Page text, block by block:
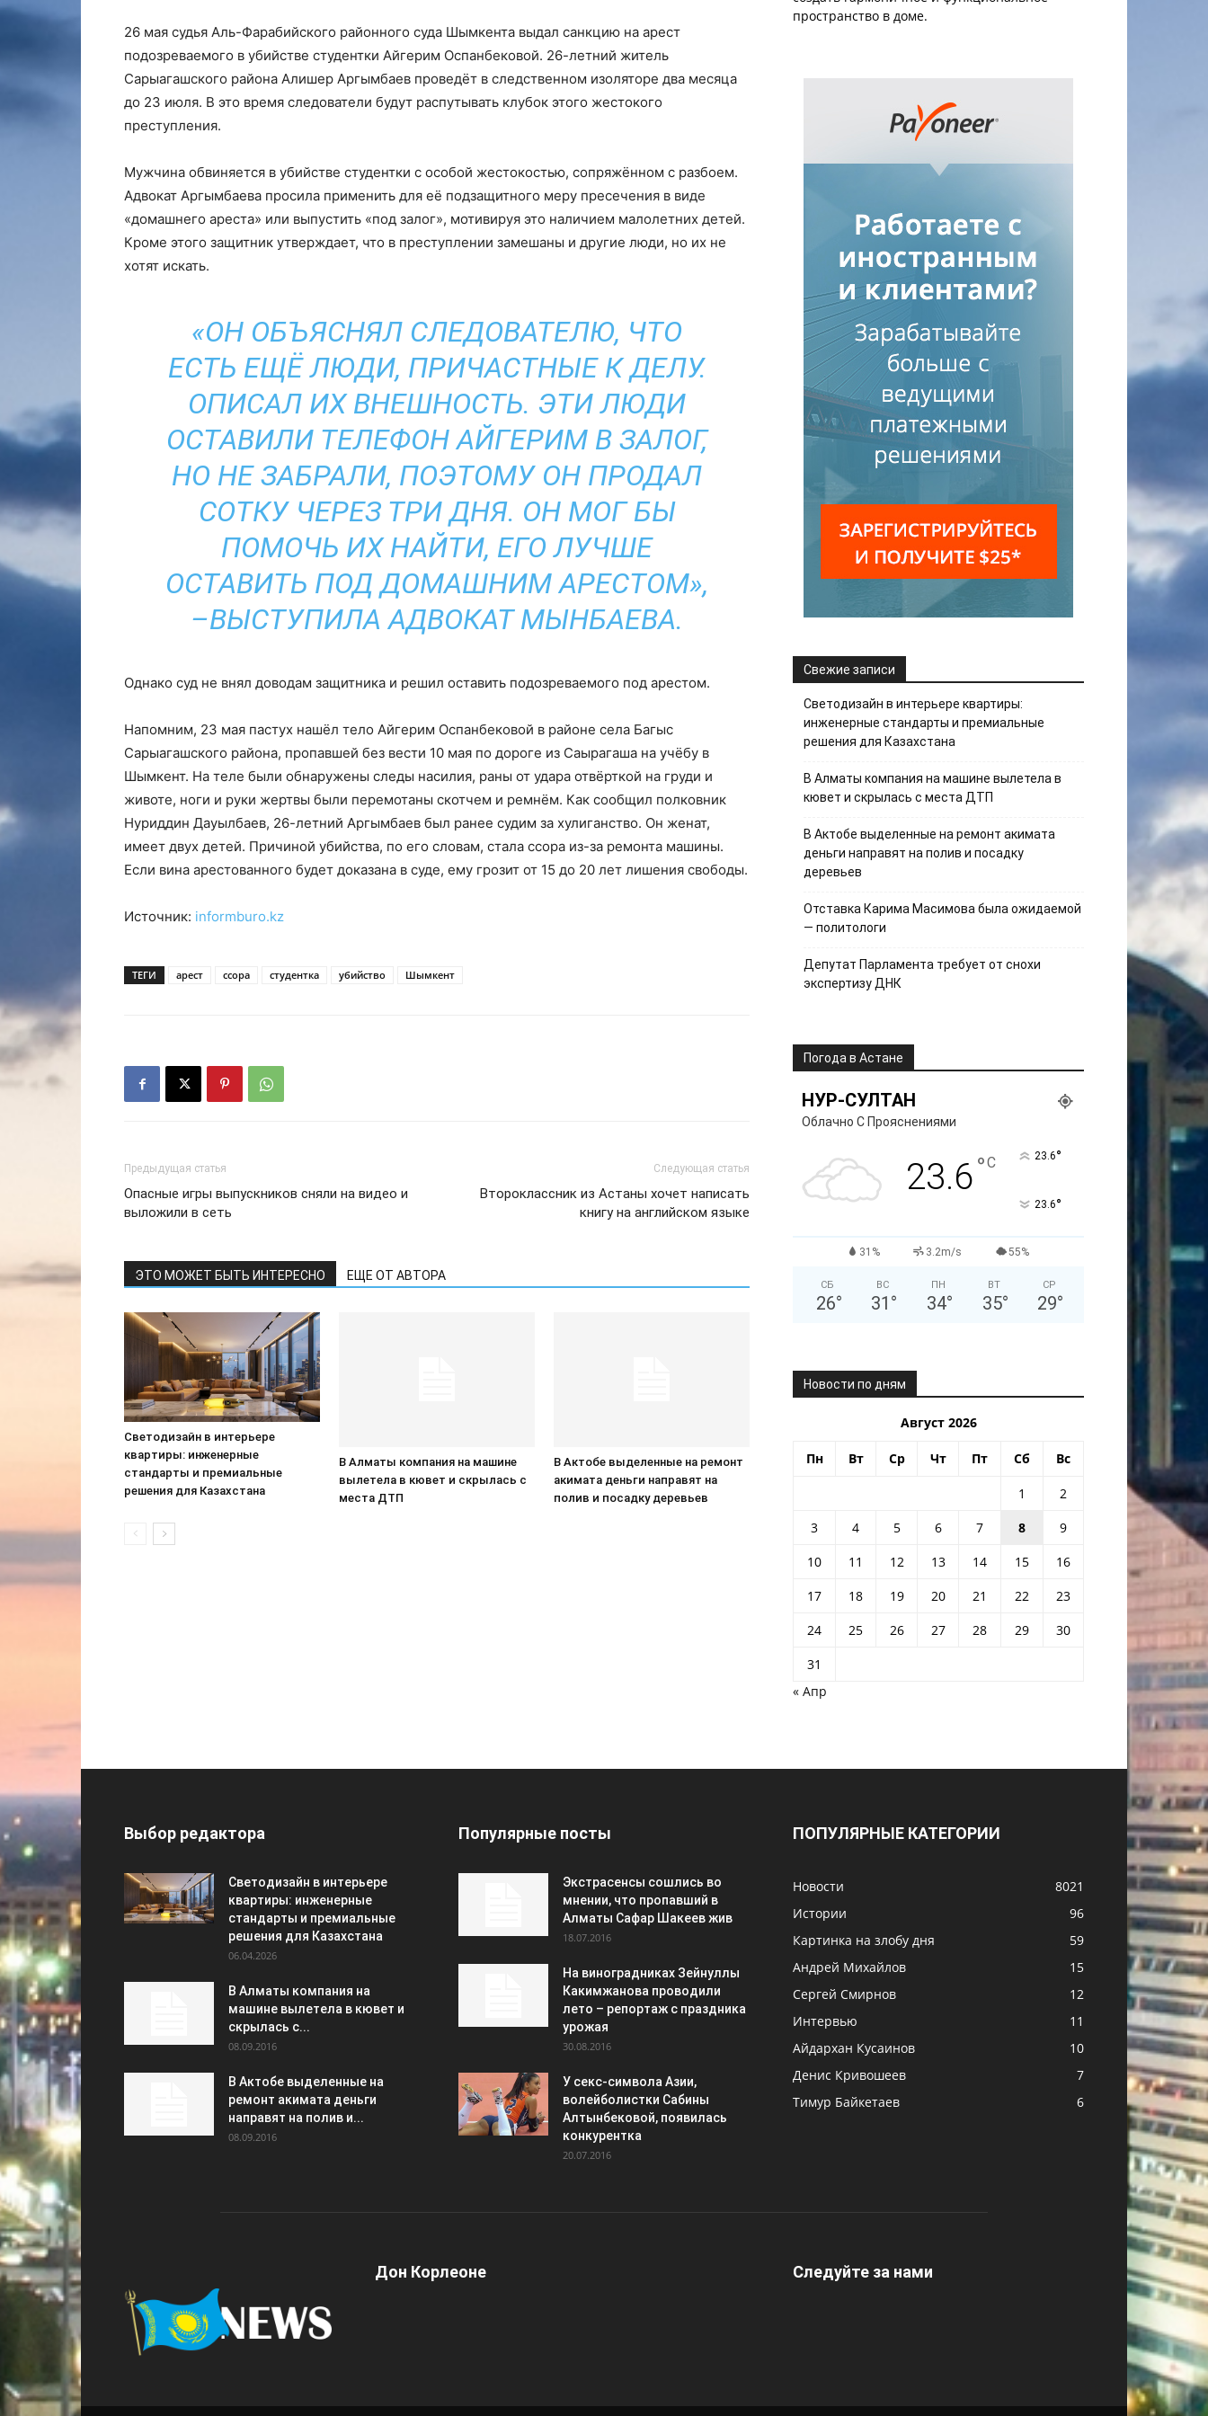
26 мая судья Аль-Фарабийского районного суда Шымкента выдал санкцию на арест
подозреваемого в убийстве студентки Айгерим Оспанбековой. 26-летний житель
Сарыагашского района Алишер Аргымбаев проведёт в следственном изоляторе два месяца
до 23 июля. В это время следователи будут распутывать клубок этого жестокого
преступления.
Мужчина обвиняется в убийстве студентки с особой жестокостью, сопряжённом с разбоем.
Адвокат Аргымбаева просила применить для её подзащитного меру пресечения в виде
«домашнего ареста» или выпустить «под залог», мотивируя это наличием малолетних детей.
Кроме этого защитник утверждает, что в преступлении замешаны и другие люди, но их не
хотят искать.
«ОН ОБЪЯСНЯЛ СЛЕДОВАТЕЛЮ, ЧТО
ЕСТЬ ЕЩЁ ЛЮДИ, ПРИЧАСТНЫЕ К ДЕЛУ.
ОПИСАЛ ИХ ВНЕШНОСТЬ. ЭТИ ЛЮДИ
ОСТАВИЛИ ТЕЛЕФОН АЙГЕРИМ В ЗАЛОГ,
НО НЕ ЗАБРАЛИ, ПОЭТОМУ ОН ПРОДАЛ
СОТКУ ЧЕРЕЗ ТРИ ДНЯ. ОН МОГ БЫ
ПОМОЧЬ ИХ НАЙТИ, ЕГО ЛУЧШЕ
ОСТАВИТЬ ПОД ДОМАШНИМ АРЕСТОМ»,
–ВЫСТУПИЛА АДВОКАТ МЫНБАЕВА.
Однако суд не внял доводам защитника и решил оставить подозреваемого под арестом.
Напомним, 23 мая пастух нашёл тело Айгерим Оспанбековой в районе села Багыс
Сарыагашского района, пропавшей без вести 10 мая по дороге из Саырагаша на учёбу в
Шымкент. На теле были обнаружены следы насилия, раны от удара отвёрткой на груди и
животе, ноги и руки жертвы были перемотаны скотчем и ремнём. Как сообщил полковник
Нуриддин Дауылбаев, 26-летний Аргымбаев был ранее судим за хулиганство. Он женат,
имеет двух детей. Причиной убийства, по его словам, стала ссора из-за ремонта машины.
Если вина арестованного будет доказана в суде, ему грозит от 15 до 20 лет лишения свободы.
Источник: informburo.kz
ТЕГИ арест ссора студентка убийство Шымкент
Предыдущая статья
Опасные игры выпускников сняли на видео и
выложили в сеть
Следующая статья
Второклассник из Астаны хочет написать
книгу на английском языке
ЭТО МОЖЕТ БЫТЬ ИНТЕРЕСНО ЕЩЕ ОТ АВТОРА
Светодизайн в интерьере
квартиры: инженерные
стандарты и премиальные
решения для Казахстана
В Алматы компания на машине
вылетела в кювет и скрылась с
места ДТП
В Актобе выделенные на ремонт
акимата деньги направят на
полив и посадку деревьев
пространство в доме.
Свежие записи
Светодизайн в интерьере квартиры:
инженерные стандарты и премиальные
решения для Казахстана
В Алматы компания на машине вылетела в
кювет и скрылась с места ДТП
В Актобе выделенные на ремонт акимата
деньги направят на полив и посадку
деревьев
Отставка Карима Масимова была ожидаемой
— политологи
Депутат Парламента требует от снохи
экспертизу ДНК
Погода в Астане
НУР-СУЛТАН
Облачно С Прояснениями
23.6°C 23.6°
23.6°
31% 3.2m/s 55%
СБ
26°
ВС
31 °
ПН
34°
ВТ
35°
СР
29°
Новости по дням
Август 2026
Пн Вт Ср Чт Пт Сб Вс
1
2
3
4 5 6 7 8
9
10
11 12 13 14 15
16
17
18 19 20 21 22
23
24
25 26 27 28 29
30
31
« Апр
Выбор редактора
Светодизайн в интерьере
квартиры: инженерные
стандарты и премиальные
решения для Казахстана
06.04.2026
В Алматы компания на
машине вылетела в кювет и
скрылась с...
08.09.2016
В Актобе выделенные на
ремонт акимата деньги
направят на полив и...
08.09.2016
Популярные посты
Экстрасенсы сошлись во
мнении, что пропавший в
Алматы Сафар Шакеев жив
18.07.2016
На виноградниках Зейнуллы
Какимжанова проводили
лето – репортаж с праздника
урожая
30.08.2016
У секс-символа Азии,
волейболистки Сабины
Алтынбековой, появилась
конкурентка
20.07.2016
ПОПУЛЯРНЫЕ КАТЕГОРИИ
Новости
8021
Истории
96
Картинка на злобу дня
59
Андрей Михайлов
15
Сергей Смирнов
12
Интервью
11
Айдархан Кусаинов
10
Денис Кривошеев
7
Тимур Байкетаев
6
Дон Корлеоне Следуйте за нами